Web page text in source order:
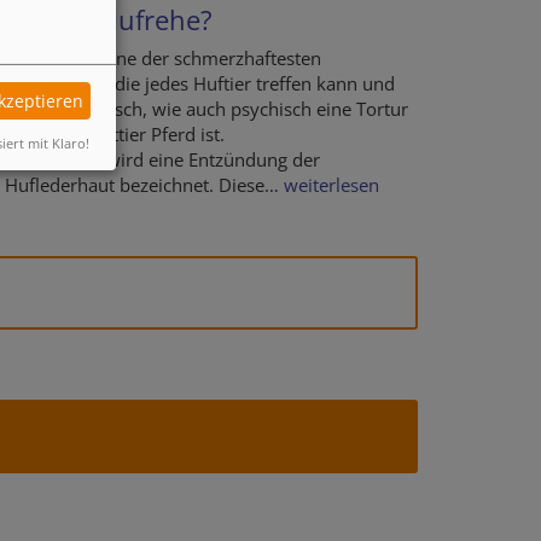
Was ist Hufrehe?
Hufrehe ist eine der schmerzhaftesten
Krankheiten, die jedes Huftier treffen kann und
sowohl physisch, wie auch psychisch eine Tortur
für das Fluchttier Pferd ist.
Als Hufrehe wird eine Entzündung der
Huflederhaut bezeichnet. Diese… weiterlesen
mit Klaro!